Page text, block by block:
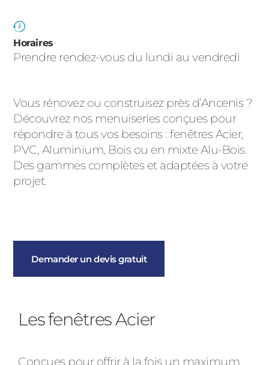
Horaires
Prendre rendez-vous du lundi au vendredi
Vous rénovez ou construisez près d’Ancenis ?
Découvrez nos menuiseries conçues pour
répondre à tous vos besoins : fenêtres Acier,
PVC, Aluminium, Bois ou en mixte Alu-Bois.
Des gammes complètes et adaptées à votre
projet.
Demander un devis gratuit
Les fenêtres Acier
Conçues pour offrir à la fois un maximum